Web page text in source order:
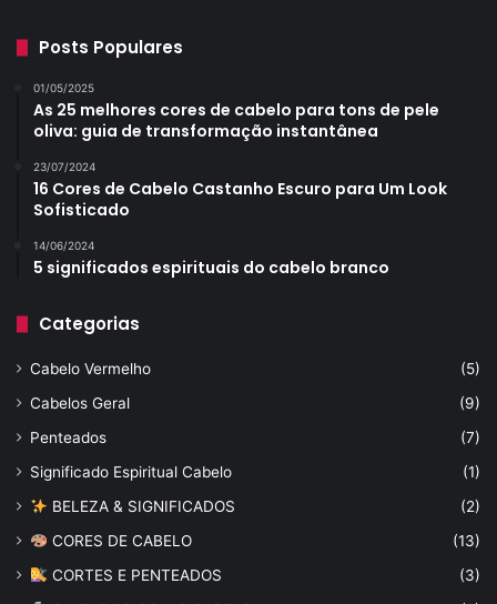
Posts Populares
01/05/2025
As 25 melhores cores de cabelo para tons de pele
oliva: guia de transformação instantânea
23/07/2024
16 Cores de Cabelo Castanho Escuro para Um Look
Sofisticado
14/06/2024
5 significados espirituais do cabelo branco
Categorias
Cabelo Vermelho
(5)
Cabelos Geral
(9)
Penteados
(7)
Significado Espiritual Cabelo
(1)
BELEZA & SIGNIFICADOS
(2)
CORES DE CABELO
(13)
CORTES E PENTEADOS
(3)